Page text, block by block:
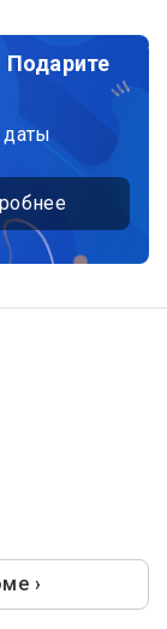
Подарите
›